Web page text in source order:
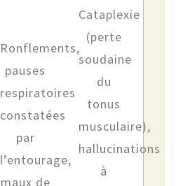
Ronflements,
pauses
respiratoires
constatées
par
l’entourage,
maux de
Cataplexie
(perte
soudaine
du
tonus
musculaire),
hallucinations
à